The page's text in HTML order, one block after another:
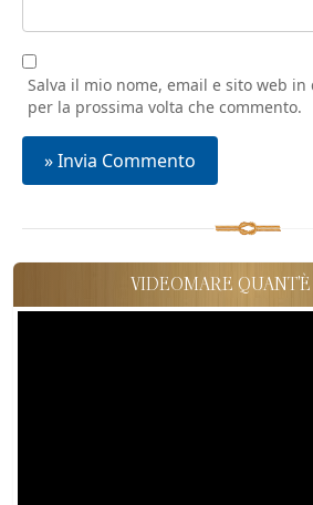
Salva il mio nome, email e sito web
per la prossima volta che commento.
VIDEOMARE QUANT'È